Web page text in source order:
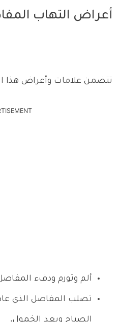
أعراض التهاب
تتضمن علامات وأعراض هذا
ألم وتورم ودفء
تصلب المفاصل الذي
الصباح وبعد الخمول.